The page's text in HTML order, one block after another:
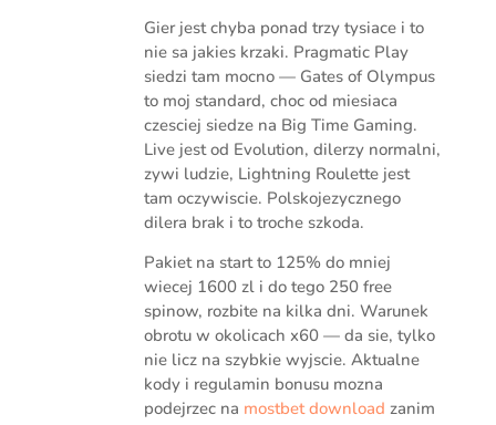
Gier jest chyba ponad trzy tysiace i to
nie sa jakies krzaki. Pragmatic Play
siedzi tam mocno — Gates of Olympus
to moj standard, choc od miesiaca
czesciej siedze na Big Time Gaming.
Live jest od Evolution, dilerzy normalni,
zywi ludzie, Lightning Roulette jest
tam oczywiscie. Polskojezycznego
dilera brak i to troche szkoda.
Pakiet na start to 125% do mniej
wiecej 1600 zl i do tego 250 free
spinow, rozbite na kilka dni. Warunek
obrotu w okolicach x60 — da sie, tylko
nie licz na szybkie wyjscie. Aktualne
kody i regulamin bonusu mozna
podejrzec na mostbet download zanim